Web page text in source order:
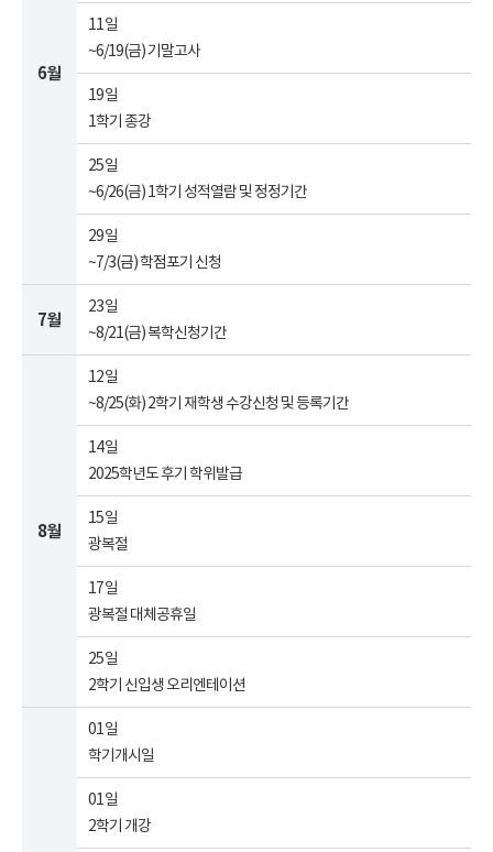
6월
11일
~6/19(금) 기말고사
19일
1학기 종강
25일
~6/26(금) 1학기 성적열람 및 정정기간
29일
~7/3(금) 학점포기 신청
7월
23일
~8/21(금) 복학신청기간
8월
12일
~8/25(화) 2학기 재학생 수강신청 및 등록기간
14일
2025학년도 후기 학위발급
15일
광복절
17일
광복절 대체공휴일
25일
2학기 신입생 오리엔테이션
01일
학기개시일
01일
2학기 개강